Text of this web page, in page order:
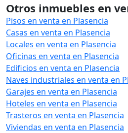
Otros inmuebles en
Pisos en venta en Plasencia
Casas en venta en Plasencia
Locales en venta en Plasencia
Oficinas en venta en Plasencia
Edificios en venta en Plasencia
Naves industriales en venta en
Garajes en venta en Plasencia
Hoteles en venta en Plasencia
Trasteros en venta en Plasencia
Viviendas en venta en Plasencia